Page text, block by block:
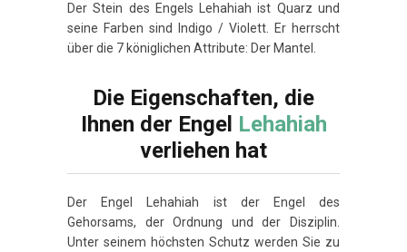
Der Stein des Engels Lehahiah ist Quarz und
seine Farben sind Indigo / Violett. Er herrscht
über die 7 königlichen Attribute: Der Mantel.
Die Eigenschaften, die
Ihnen der Engel Lehahiah
verliehen hat
Der Engel Lehahiah ist der Engel des
Gehorsams, der Ordnung und der Disziplin.
Unter seinem höchsten Schutz werden Sie zu